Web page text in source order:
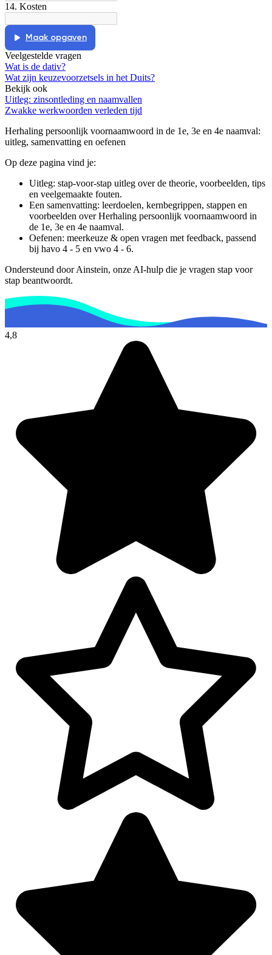
14. Kosten
Maak opgaven
Veelgestelde vragen
Wat is de dativ?
Wat zijn keuzevoorzetsels in het Duits?
Bekijk ook
Uitleg: zinsontleding en naamvallen
Zwakke werkwoorden verleden tijd
Herhaling persoonlijk voornaamwoord in de 1e, 3e en 4e naamval:
uitleg, samenvatting en oefenen
Op deze pagina vind je:
Uitleg: stap-voor-stap uitleg over de theorie, voorbeelden, tips
en veelgemaakte fouten.
Een samenvatting: leerdoelen, kernbegrippen, stappen en
voorbeelden overHerhaling persoonlijk voornaamwoord in
de 1e, 3e en 4e naamval.
Oefenen: meerkeuze & open vragen met feedback, passend
bij havo 4 - 5 en vwo 4 - 6.
Ondersteund door Ainstein, onze AI-hulp die je vragen stap voor
stap beantwoordt.
4,8